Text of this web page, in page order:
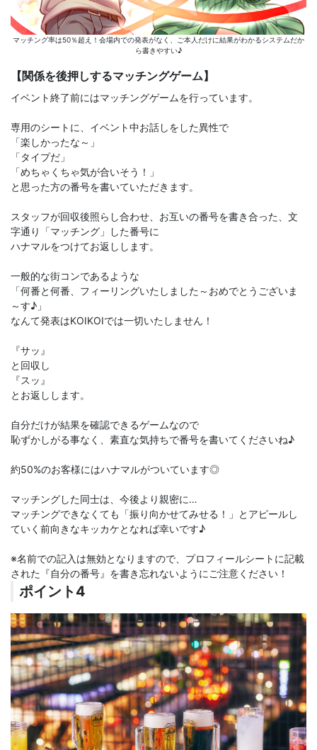
マッチング率は50％超え！会場内での発表がなく、ご本人だけに結果がわかるシステムだか
ら書きやすい♪
【関係を後押しするマッチングゲーム】
イベント終了前にはマッチングゲームを行っています。
専用のシートに、イベント中お話しをした異性で
「楽しかったな～」
「タイプだ」
「めちゃくちゃ気が合いそう！」
と思った方の番号を書いていただきます。
スタッフが回収後照らし合わせ、お互いの番号を書き合った、文
字通り「マッチング」した番号に
ハナマルをつけてお返しします。
一般的な街コンであるような
「何番と何番、フィーリングいたしました～おめでとうございま
～す♪」
なんて発表はKOIKOIでは一切いたしません！
『サッ』
と回収し
『スッ』
とお返しします。
自分だけが結果を確認できるゲームなので
恥ずかしがる事なく、素直な気持ちで番号を書いてくださいね♪
約50%のお客様にはハナマルがついています◎
マッチングした同士は、今後より親密に…
マッチングできなくても「振り向かせてみせる！」とアピールし
ていく前向きなキッカケとなれば幸いです♪
※名前での記入は無効となりますので、プロフィールシートに記載
された『自分の番号』を書き忘れないようにご注意ください！
ポイント4